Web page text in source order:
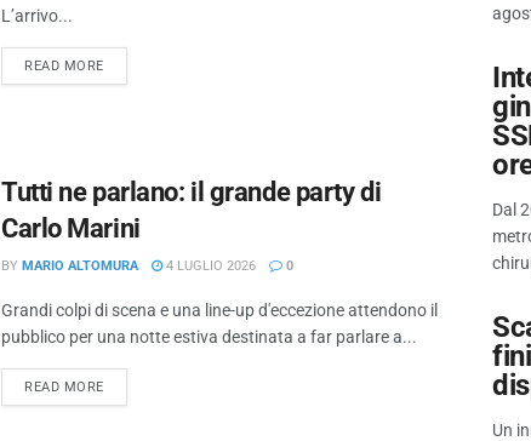
L’arrivo...
READ MORE
Tutti ne parlano: il grande party di
Carlo Marini
BY MARIO ALTOMURA 4 LUGLIO 2026 0
Grandi colpi di scena e una line-up d'eccezione attendono il
pubblico per una notte estiva destinata a far parlare a...
READ MORE
Dal
Un